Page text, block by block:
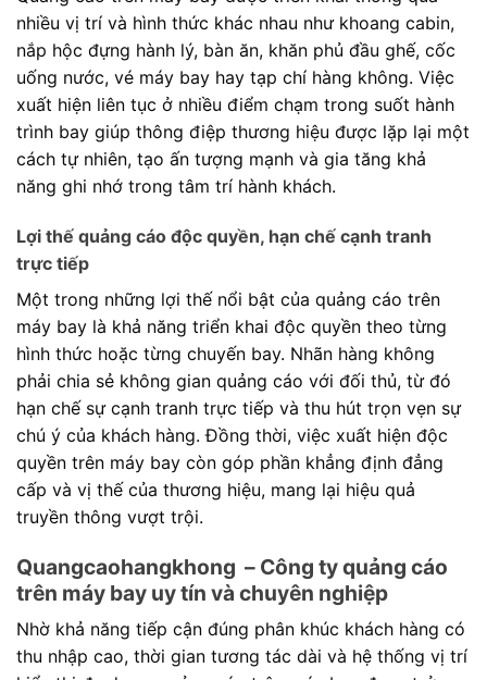
nhiều vị trí và hình thức khác nhau như khoang cabin,
nắp hộc đựng hành lý, bàn ăn, khăn phủ đầu ghế, cốc
uống nước, vé máy bay hay tạp chí hàng không. Việc
xuất hiện liên tục ở nhiều điểm chạm trong suốt hành
trình bay giúp thông điệp thương hiệu được lặp lại một
cách tự nhiên, tạo ấn tượng mạnh và gia tăng khả
năng ghi nhớ trong tâm trí hành khách.
Lợi thế quảng cáo độc quyền, hạn chế cạnh tranh
trực tiếp
Một trong những lợi thế nổi bật của quảng cáo trên
máy bay là khả năng triển khai độc quyền theo từng
hình thức hoặc từng chuyến bay. Nhãn hàng không
phải chia sẻ không gian quảng cáo với đối thủ, từ đó
hạn chế sự cạnh tranh trực tiếp và thu hút trọn vẹn sự
chú ý của khách hàng. Đồng thời, việc xuất hiện độc
quyền trên máy bay còn góp phần khẳng định đẳng
cấp và vị thế của thương hiệu, mang lại hiệu quả
truyền thông vượt trội.
Quangcaohangkhong – Công ty quảng cáo
trên máy bay uy tín và chuyên nghiệp
Nhờ khả năng tiếp cận đúng phân khúc khách hàng có
thu nhập cao, thời gian tương tác dài và hệ thống vị trí